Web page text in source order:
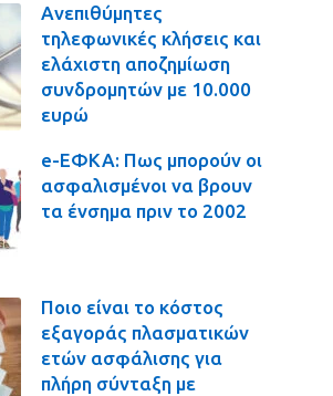
Ανεπιθύμητες
τηλεφωνικές κλήσεις και
ελάχιστη αποζημίωση
συνδρομητών με 10.000
ευρώ
e-ΕΦΚΑ: Πως μπορούν οι
ασφαλισμένοι να βρουν
τα ένσημα πριν το 2002
Ποιο είναι το κόστος
εξαγοράς πλασματικών
ετών ασφάλισης για
πλήρη σύνταξη με